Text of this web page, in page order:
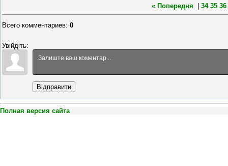
« Попередня | 34 35 36
Всего комментариев: 0
Увійдіть:
Відправити
Полная версия сайта